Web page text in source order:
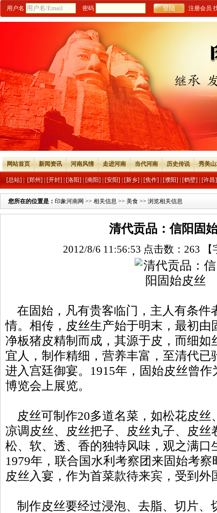
用户名 密码 注册会员
网站首页 新闻资讯 河南风情 走进河南 当代河南 历史传说 秀美
[总站] [郑州] [开封] [洛阳] [南阳] [安阳] [新乡] [焦作] [濮阳] [鹤壁] [许昌]
您所在的位置是： 印象河南网 >> 相关信息 >> 美食 >> 浏览相关信息
清代贡品：信阳固
2012/8/6 11:56:53 点击数： 263
在固始，凡有贵客临门，主人有条件
情。相传，皮丝生产始于明末，最初由
净板猪皮精制而成，其源于皮，而细如
宜人，制作精细，营养丰富，至清代已
进入宫廷御宴。1915年，固始皮丝曾
博览会上展览。
皮丝可制作20多道名菜，如松花皮丝
凉调皮丝、皮丝把子、皮丝丸子、皮丝
松、软、透、香的独特风味，观之满口
1979年，联合国水利考察团来固始考
皮丝入宴，作为首菜款待来宾，受到外
制作皮丝要经过浸泡、去脂、切片、